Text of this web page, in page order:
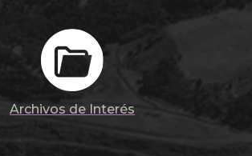
Archivos de Interés